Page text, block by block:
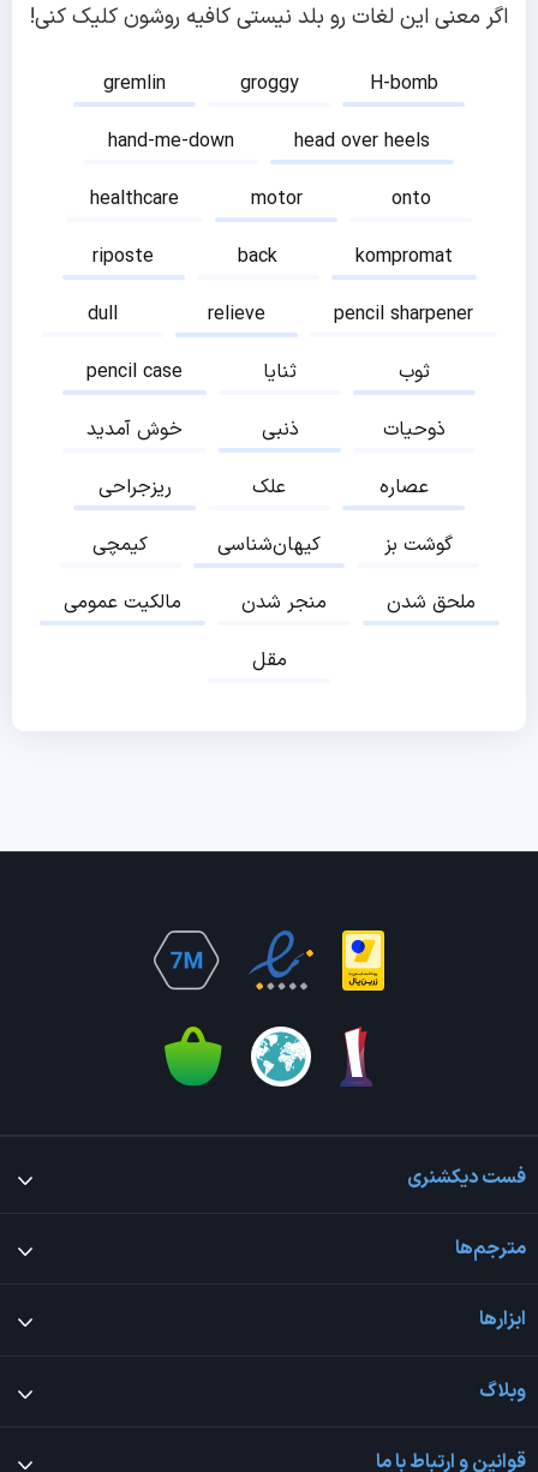
اگر معنی این لغات رو بلد نیستی کافیه روشون کلیک کنی!
gremlin groggy
H-bomb
hand-me-down
head over heels
healthcare
motor
onto
riposte
back
kompromat
dull
relieve
pencil sharpener
pencil case
ثنایا
ثوب
خوش آمدید
ذنبی
ذوحیات
ریزجراحی
علک
عصاره
کیمچی
کیهان‌شناسی
گوشت بز
مالکیت عمومی
منجر شدن
ملحق شدن
مقل
فست دیکشنری
مترجم‌ها
ابزارها
وبلاگ
قوانین و ارتباط با ما